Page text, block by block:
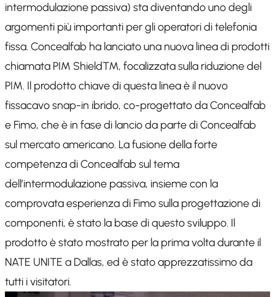
intermodulazione passiva) sta diventando uno degli
argomenti più importanti per gli operatori di telefonia
fissa. Concealfab ha lanciato una nuova linea di prodotti
chiamata PIM Shield™, focalizzata sulla riduzione del
PIM. Il prodotto chiave di questa linea è il nuovo
fissacavo snap-in ibrido, co-progettato da Concealfab
e Fimo, che è in fase di lancio da parte di Concealfab
sul mercato americano. La fusione della forte
competenza di Concealfab sul tema
dell’intermodulazione passiva, insieme con la
comprovata esperienza di Fimo sulla progettazione di
componenti, è stato la base di questo sviluppo. Il
prodotto è stato mostrato per la prima volta durante il
NATE UNITE a Dallas, ed è stato apprezzatissimo da
tutti i visitatori.